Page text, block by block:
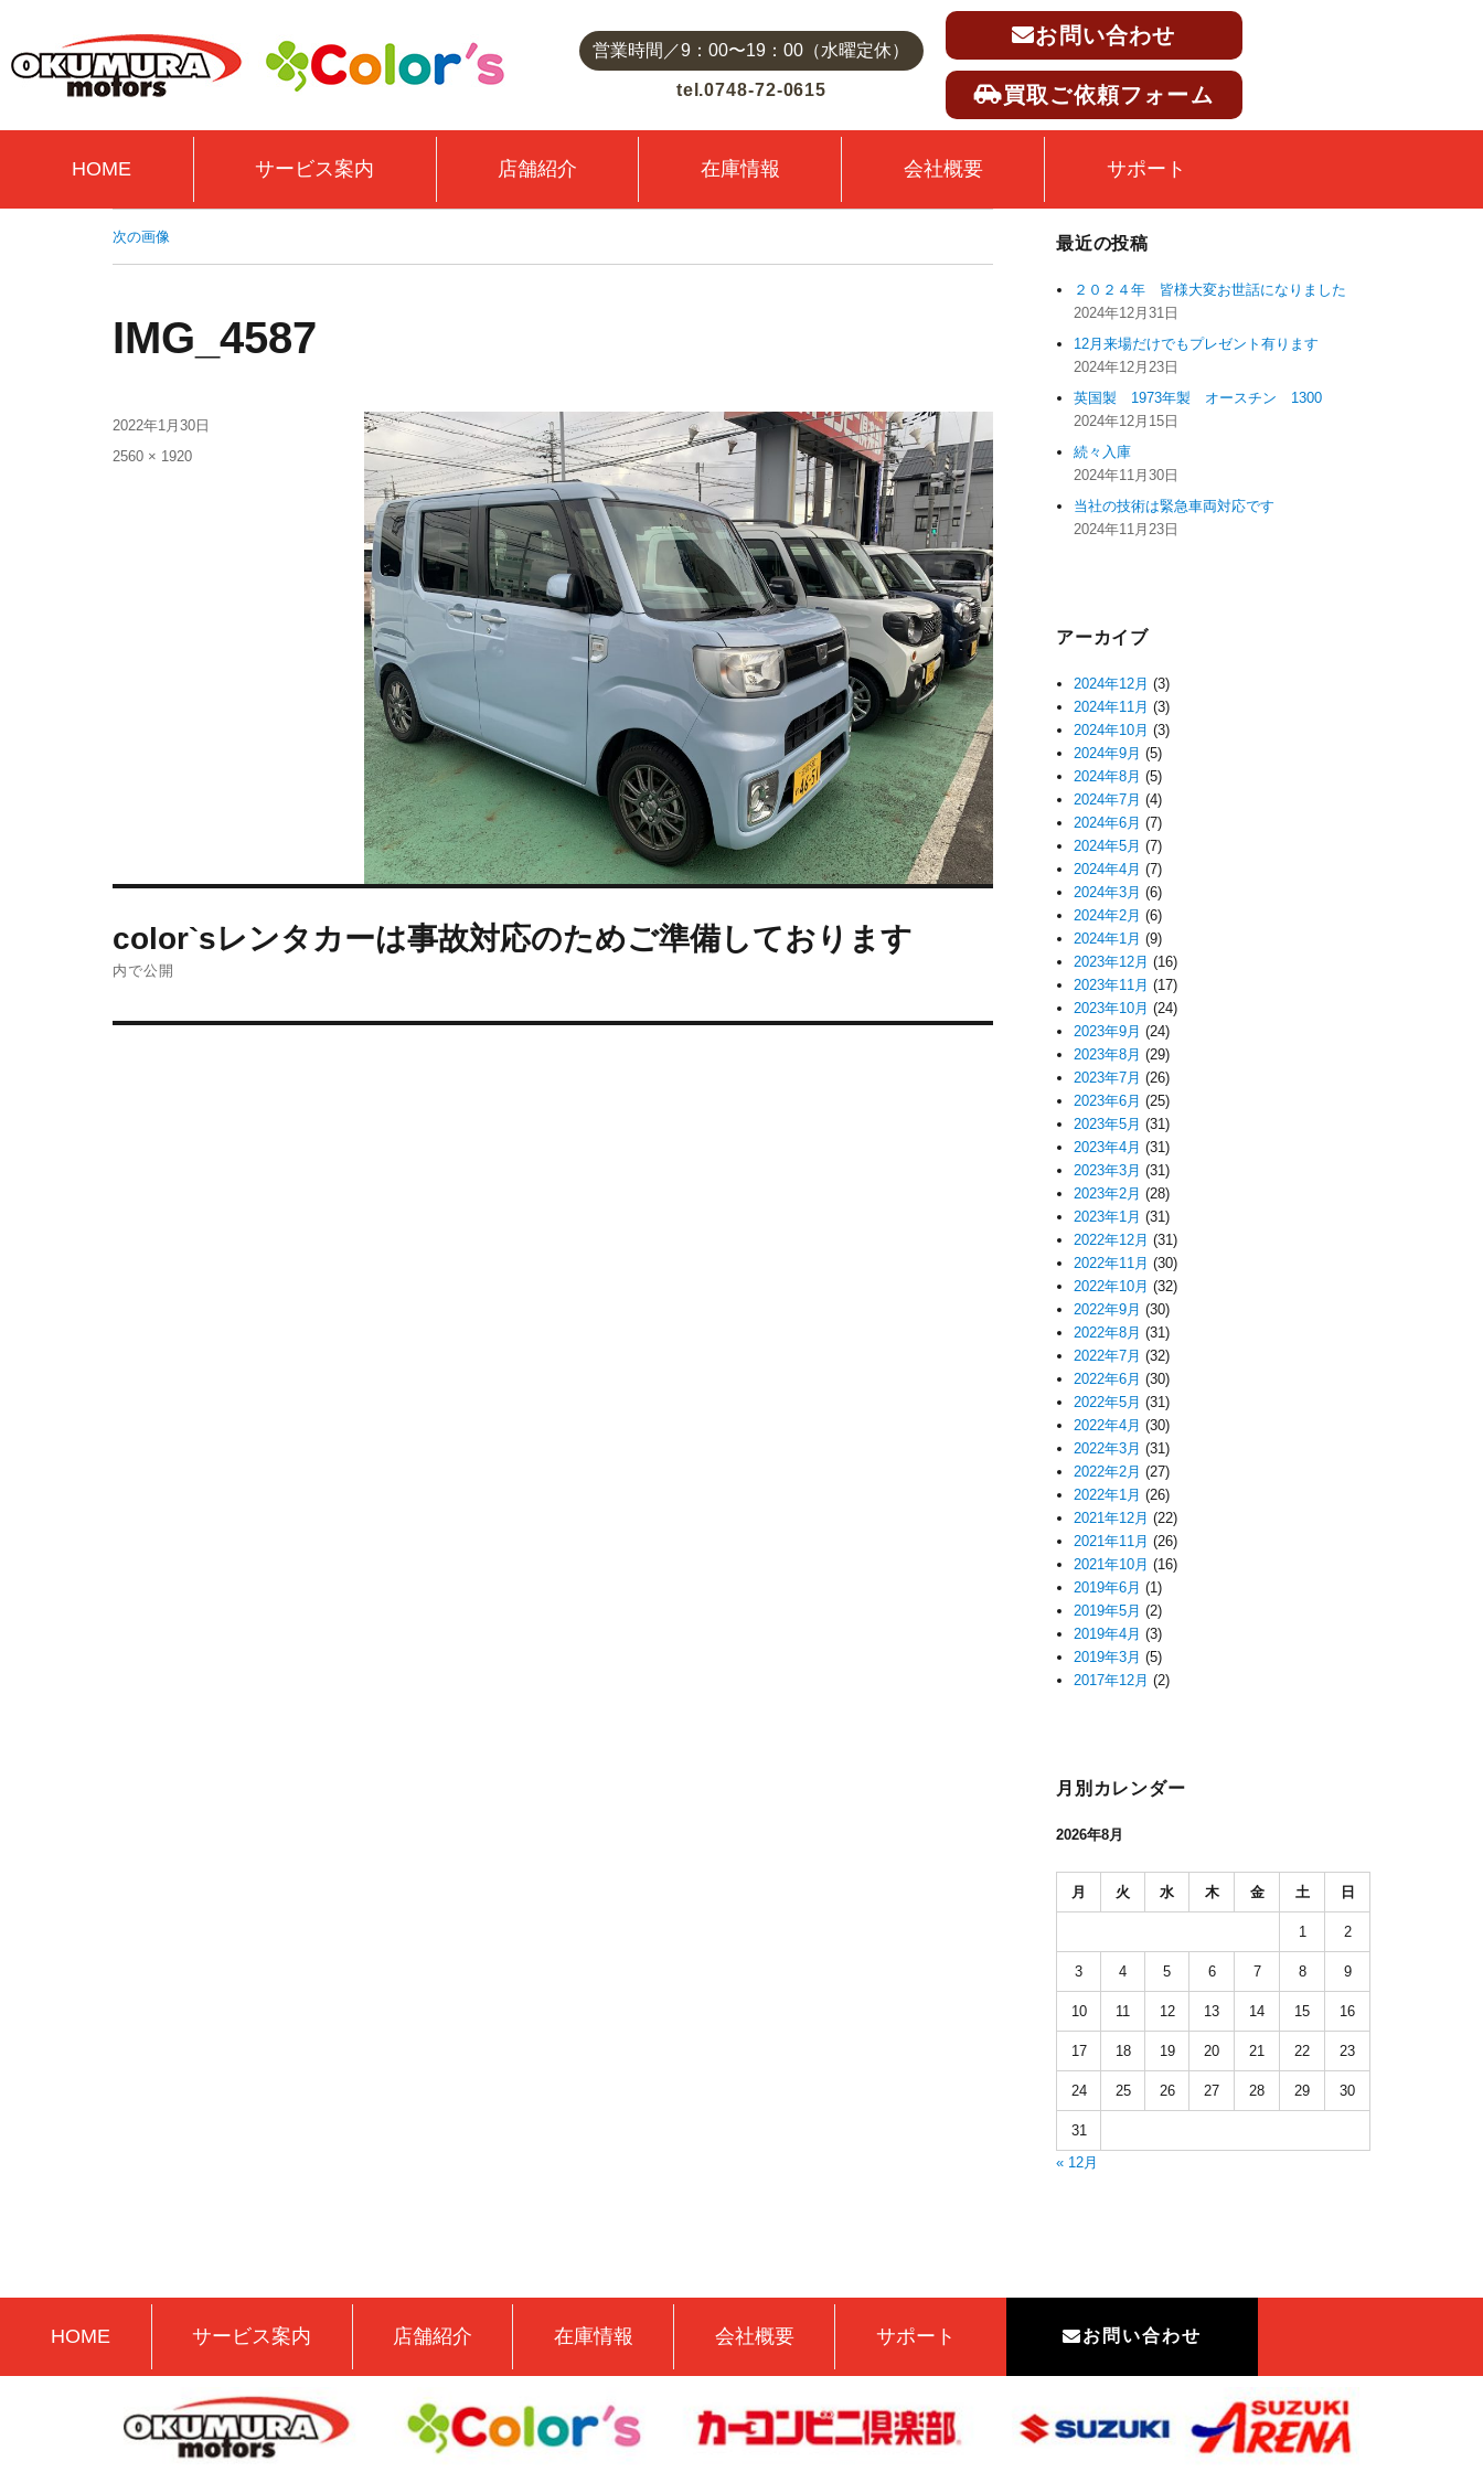
営業時間／9：00〜19：00（水曜定休）
tel.0748-72-0615
お問い合わせ
買取ご依頼フォーム
HOME サービス案内 店舗紹介 在庫情報 会社概要 サポート
次の画像
IMG_4587
2022年1月30日
2560 × 1920
color`sレンタカーは事故対応のためご準備しております
内で公開
最近の投稿
２０２４年 皆様大変お世話になりました
2024年12月31日
12月来場だけでもプレゼント有ります
2024年12月23日
英国製 1973年製 オースチン 1300
2024年12月15日
続々入庫
2024年11月30日
当社の技術は緊急車両対応です
2024年11月23日
アーカイブ
2024年12月 (3)
2024年11月 (3)
2024年10月 (3)
2024年9月 (5)
2024年8月 (5)
2024年7月 (4)
2024年6月 (7)
2024年5月 (7)
2024年4月 (7)
2024年3月 (6)
2024年2月 (6)
2024年1月 (9)
2023年12月 (16)
2023年11月 (17)
2023年10月 (24)
2023年9月 (24)
2023年8月 (29)
2023年7月 (26)
2023年6月 (25)
2023年5月 (31)
2023年4月 (31)
2023年3月 (31)
2023年2月 (28)
2023年1月 (31)
2022年12月 (31)
2022年11月 (30)
2022年10月 (32)
2022年9月 (30)
2022年8月 (31)
2022年7月 (32)
2022年6月 (30)
2022年5月 (31)
2022年4月 (30)
2022年3月 (31)
2022年2月 (27)
2022年1月 (26)
2021年12月 (22)
2021年11月 (26)
2021年10月 (16)
2019年6月 (1)
2019年5月 (2)
2019年4月 (3)
2019年3月 (5)
2017年12月 (2)
月別カレンダー
2026年8月
月 火 水 木 金 土 日
1 2
3 4 5 6 7 8 9
10 11 12 13 14 15 16
17 18 19 20 21 22 23
24 25 26 27 28 29 30
31
« 12月
HOME サービス案内 店舗紹介 在庫情報 会社概要 サポート お問い合わせ